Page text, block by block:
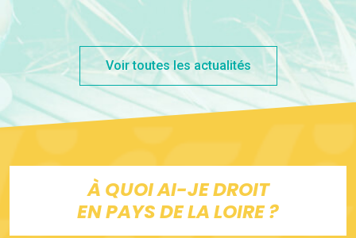
Voir toutes les actualités
À QUOI AI-JE DROIT
EN PAYS DE LA LOIRE ?